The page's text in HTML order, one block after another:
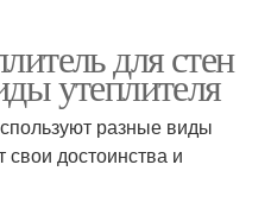
для стен
утеплителя
разные виды
достоинства и